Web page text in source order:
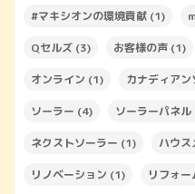
#マキシオンの環境貢献 (1)
Qセルズ (3) お客様の声 (1)
オンライン (1) カナディアン
ソーラー (4) ソーラーパネル
ネクストソーラー (1) ハウス
リノベーション (1) リフォー